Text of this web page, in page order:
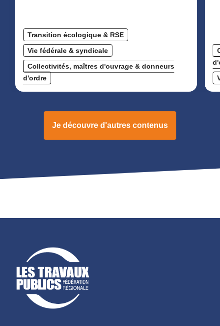
Transition écologique & RSE
Vie fédérale & syndicale
Collectivités, maîtres d'ouvrage & donneurs
d'ordre
Je découvre d'autres contenus